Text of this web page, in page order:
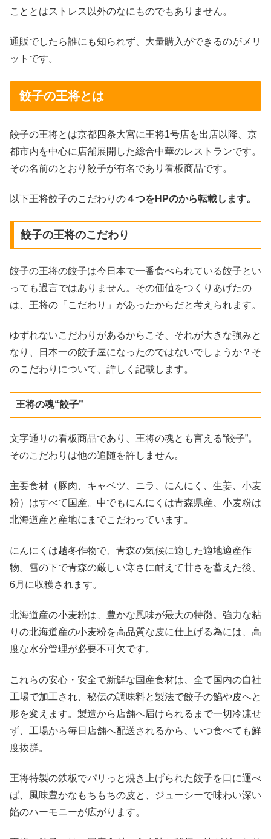
こととはストレス以外のなにものでもありません。
通販でしたら誰にも知られず、大量購入ができるのがメリ
ットです。
餃子の王将とは
餃子の王将とは京都四条大宮に王将1号店を出店以降、京
都市内を中心に店舗展開した総合中華のレストランです。
その名前のとおり餃子が有名であり看板商品です。
以下王将餃子のこだわりの４つをHPのから転載します。
餃子の王将のこだわり
餃子の王将の餃子は今日本で一番食べられている餃子とい
っても過言ではありません。その価値をつくりあげたの
は、王将の「こだわり」があったからだと考えられます。
ゆずれないこだわりがあるからこそ、それが大きな強みと
なり、日本一の餃子屋になったのではないでしょうか？そ
のこだわりについて、詳しく記載します。
王将の魂“餃子”
文字通りの看板商品であり、王将の魂とも言える“餃子”。
そのこだわりは他の追随を許しません。
主要食材（豚肉、キャベツ、ニラ、にんにく、生姜、小麦
粉）はすべて国産。中でもにんにくは青森県産、小麦粉は
北海道産と産地にまでこだわっています。
にんにくは越冬作物で、青森の気候に適した適地適産作
物。雪の下で青森の厳しい寒さに耐えて甘さを蓄えた後、
6月に収穫されます。
北海道産の小麦粉は、豊かな風味が最大の特徴。強力な粘
りの北海道産の小麦粉を高品質な皮に仕上げる為には、高
度な水分管理が必要不可欠です。
これらの安心・安全で新鮮な国産食材は、全て国内の自社
工場で加工され、秘伝の調味料と製法で餃子の餡や皮へと
形を変えます。製造から店舗へ届けられるまで一切冷凍せ
ず、工場から毎日店舗へ配送されるから、いつ食べても鮮
度抜群。
王将特製の鉄板でパリっと焼き上げられた餃子を口に運べ
ば、風味豊かなもちもちの皮と、ジューシーで味わい深い
餡のハーモニーが広がります。